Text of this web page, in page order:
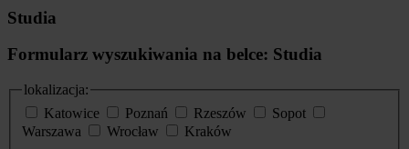
Studia
Formularz wyszukiwania na belce: Studia
lokalizacja:
Katowice
Poznań Rzeszów
Sopot
Warszawa
Wrocław
Kraków